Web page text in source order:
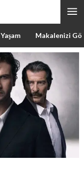
Yaşam Makalenizi